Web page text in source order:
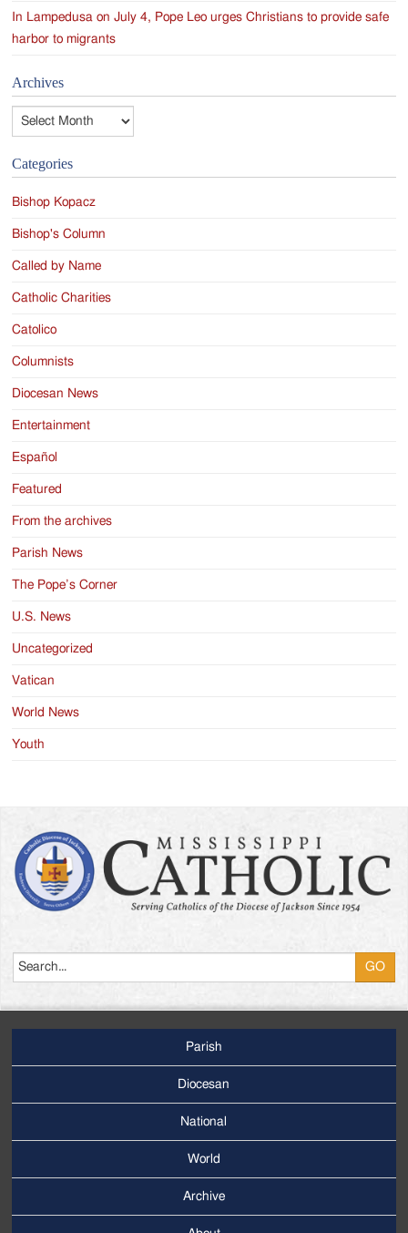
In Lampedusa on July 4, Pope Leo urges Christians to provide safe
harbor to migrants
Archives
Archives
Categories
Bishop Kopacz
Bishop's Column
Called by Name
Catholic Charities
Catolico
Columnists
Diocesan News
Entertainment
Español
Featured
From the archives
Parish News
The Pope’s Corner
U.S. News
Uncategorized
Vatican
World News
Youth
Menu
Parish
Diocesan
National
World
Archive